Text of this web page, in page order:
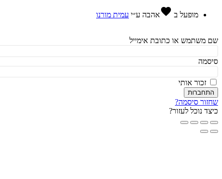
מופעל בfavorite אהבהע״י עמית מורנו
או כתובת אימייל
זכור אותי
סיסמה?
נוכל לעזור?